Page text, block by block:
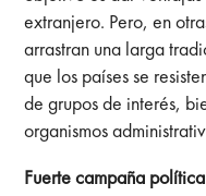
extranjero. Pero, en
arrastran una larga
que los países se
de grupos de interés,
organismos
Fuerte campaña política